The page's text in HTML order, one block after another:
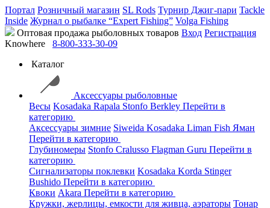
Портал Розничный магазин SL Rods Турнир Джиг-пари Tackle
Inside Журнал о рыбалке “Expert Fishing” Volga Fishing
Оптовая продажа рыболовных товаров Вход Регистрация
Knowhere
8-800-333-30-09
Каталог
Аксессуары рыболовные
Весы Kosadaka Rapala Stonfo Berkley Перейти в
категорию
Аксессуары зимние Siweida Kosadaka Liman Fish Яман
Перейти в категорию
Глубиномеры Stonfo Cralusso Flagman Guru Перейти в
категорию
Сигнализаторы поклевки Kosadaka Korda Stinger
Bushido Перейти в категорию
Квоки Akara Перейти в категорию
Кружки, жерлицы, емкости для живца, аэраторы Тонар